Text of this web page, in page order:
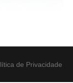
de Privacidade